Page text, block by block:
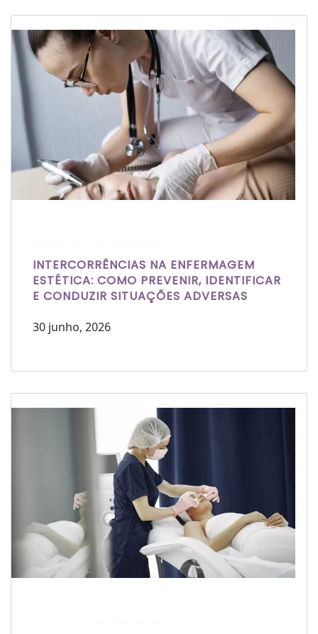
INTERCORRÊNCIAS NA ENFERMAGEM
ESTÉTICA: COMO PREVENIR, IDENTIFICAR
E CONDUZIR SITUAÇÕES ADVERSAS
30 junho, 2026